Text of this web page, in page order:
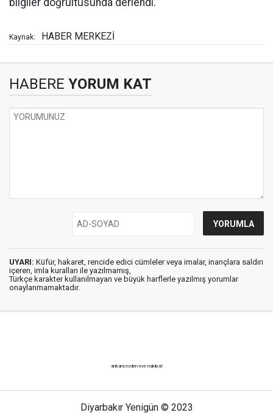
Kaynak: HABER MERKEZİ
HABERE YORUM KAT
UYARI: Küfür, hakaret, rencide edici cümleler veya imalar, inançlara saldırı
içeren, imla kuralları ile yazılmamış,
Türkçe karakter kullanılmayan ve büyük harflerle yazılmış yorumlar
onaylanmamaktadır.
ankara evden eve nakliyat
Diyarbakır Yenigün © 2023